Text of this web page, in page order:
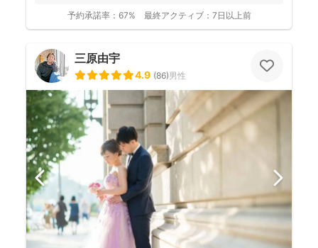
予約承諾率： 67% 最終アクティブ： 7日以上前
三原由宇
4.9 (86)男性